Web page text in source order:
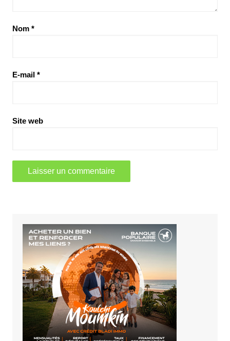
Nom *
E-mail *
Site web